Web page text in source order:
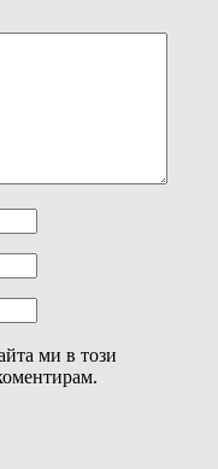
ми в този